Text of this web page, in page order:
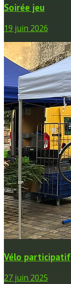
Soirée jeu
19 juin 2026
Vélo participatif
27 juin 2025